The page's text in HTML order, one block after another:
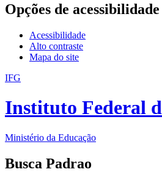
Opções de acessibilidade
Acessibilidade
Alto contraste
Mapa do site
IFG
Instituto Federal
Ministério da Educação
Busca Padrao